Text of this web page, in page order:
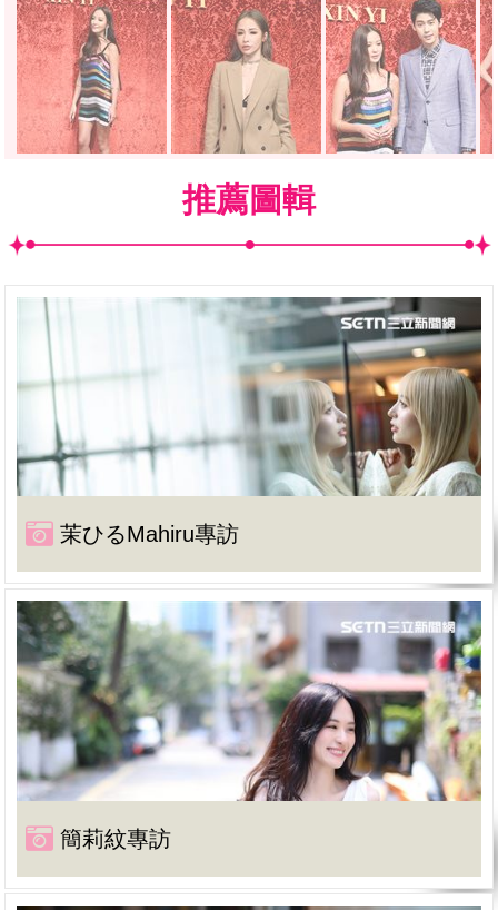
推薦圖輯
茉ひるMahiru專訪
簡莉紋專訪